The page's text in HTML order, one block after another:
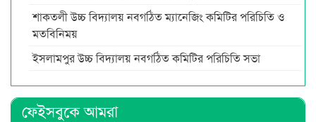
শাকতলী উচ্চ বিদ্যালয় নবগঠিত ম্যানেজিং কমিটির পরিচিতি ও
মতবিনিময়
ইসলামপুর উচ্চ বিদ্যালয় নবগঠিত কমিটির পরিচিতি সভা
ফেইসবুকে আমরা